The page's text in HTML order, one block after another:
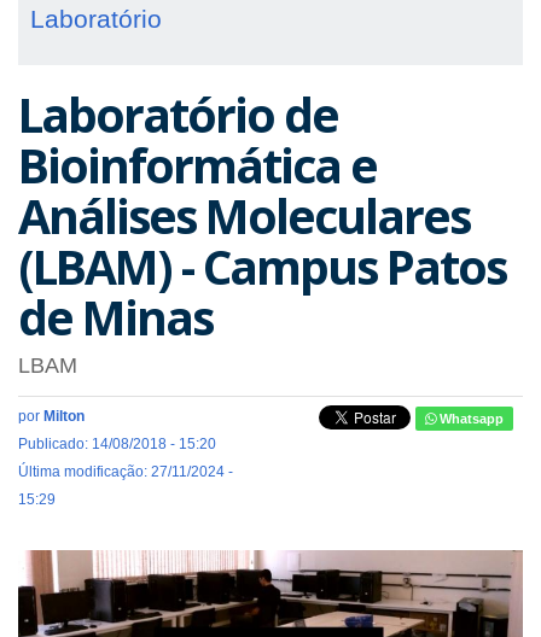
Laboratório
Laboratório de
Bioinformática e
Análises Moleculares
(LBAM) - Campus Patos
de Minas
LBAM
por Milton
Publicado: 14/08/2018 - 15:20
Última modificação: 27/11/2024 -
15:29
Whatsapp